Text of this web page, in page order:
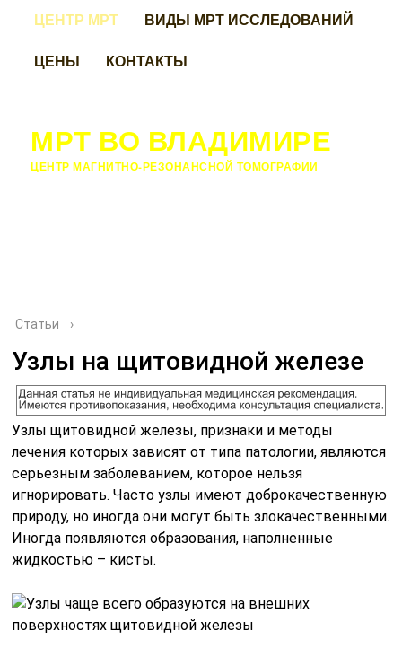
ЦЕНТР МРТ
ВИДЫ МРТ ИССЛЕДОВАНИЙ
ЦЕНЫ
КОНТАКТЫ
МРТ ВО ВЛАДИМИРЕ
ЦЕНТР МАГНИТНО-РЕЗОНАНСНОЙ ТОМОГРАФИИ
Статьи ›
Узлы на щитовидной железе
Узлы щитовидной железы, признаки и методы
лечения которых зависят от типа патологии, являются
серьезным заболеванием, которое нельзя
игнорировать. Часто узлы имеют доброкачественную
природу, но иногда они могут быть злокачественными.
Иногда появляются образования, наполненные
жидкостью – кисты.